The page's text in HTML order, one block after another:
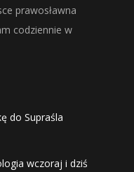
prawosławna
codziennie w
do Supraśla
wczoraj i dziś